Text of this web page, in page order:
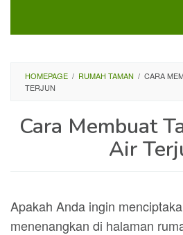
HOMEPAGE / RUMAH TAMAN / CARA
TERJUN
Cara Membuat
Air
Apakah Anda ingin
menenangkan di halaman